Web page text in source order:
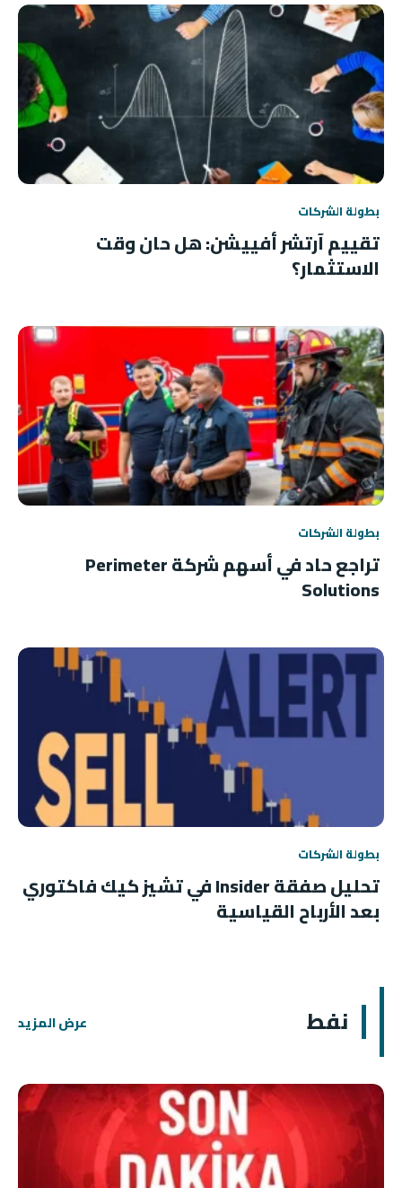
بطولة الشركات
تقييم آرتشر أفييشن: هل حان وقت
الاستثمار؟
بطولة الشركات
تراجع حاد في أسهم شركة Perimeter
Solutions
بطولة الشركات
تحليل صفقة Insider في تشيز كيك فاكتوري
بعد الأرباح القياسية
نفط عرض المزيد